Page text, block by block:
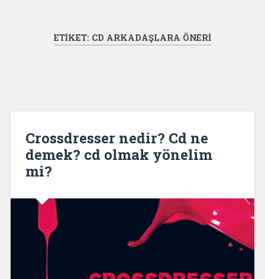
ETIKET: CD ARKADAŞLARA ÖNERI
Crossdresser nedir? Cd ne
demek? cd olmak yönelim
mi?